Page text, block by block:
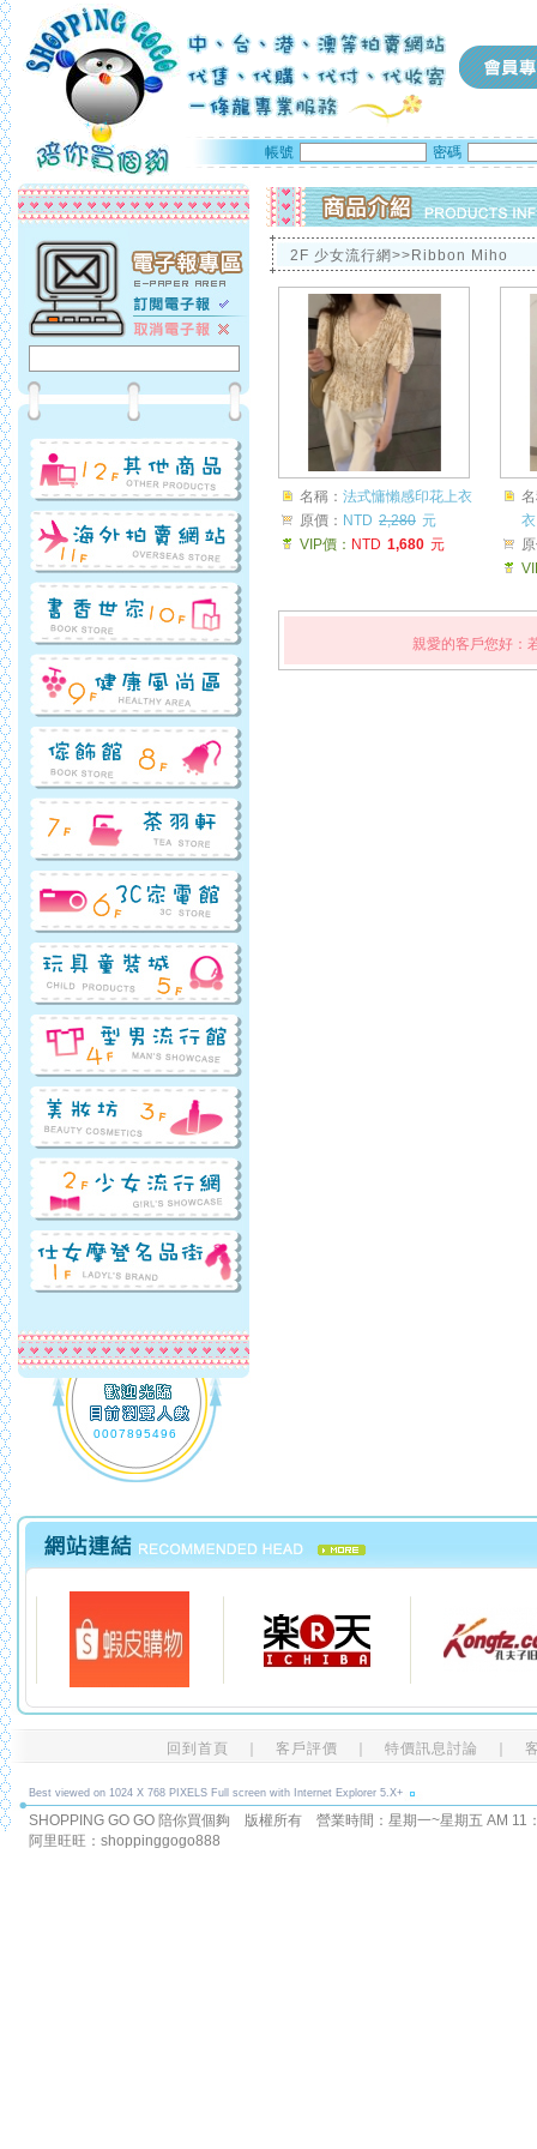
帳號 密碼
0007895496
2F 少女流行網>>Ribbon Miho
名稱： 法式慵懶感印花上衣
原價： NTD 2,280 元
VIP價： NTD 1,680 元
衣
親愛的客戶您好：
回到首頁 客戶評價 特價訊息討論
Best viewed on 1024 X 768 PIXELS Full screen with Internet Explorer 5.X+
SHOPPING GO GO 陪你買個夠 版權所有 營業時間：星期一~星期五 AM
阿里旺旺：shoppinggogo888